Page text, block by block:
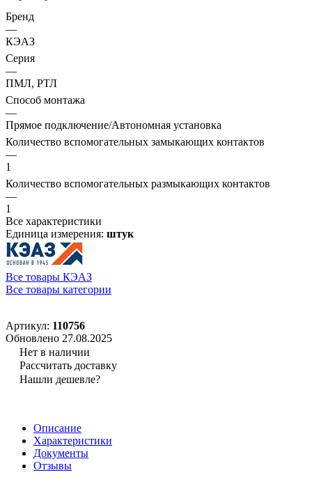
Бренд
—
КЭАЗ
Серия
—
ПМЛ, РТЛ
Способ монтажа
—
Прямое подключение/Автономная установка
Количество вспомогательных замыкающих контактов
—
1
Количество вспомогательных размыкающих контактов
—
1
Все характеристики
Единица измерения: штук
Все товары КЭАЗ
Все товары категории
Артикул: 110756
Обновлено 27.08.2025
Нет в наличии
Рассчитать доставку
Нашли дешевле?
Описание
Характеристики
Документы
Отзывы